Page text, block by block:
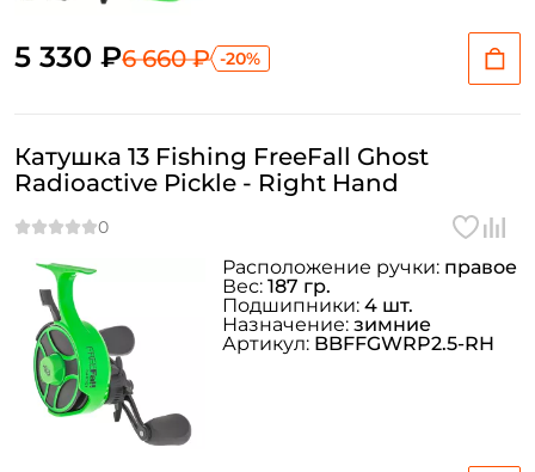
5 330 ₽6 660 ₽ -20%
Катушка 13 Fishing FreeFall Ghost
Radioactive Pickle - Right Hand
Расположение ручки: правое
Вес: 187 гр.
Подшипники: 4 шт.
Назначение: зимние
Артикул: BBFFGWRP2.5-RH